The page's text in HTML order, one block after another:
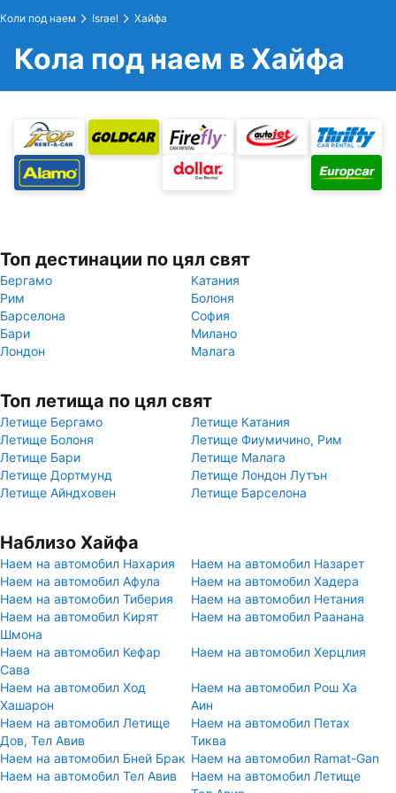
Коли под наем Israel Хайфа
Кола под наем в Хайфа
Топ дестинации по цял свят
Бергамо
Катания
Рим
Болоня
Барселона
София
Бари
Милано
Лондон
Малага
Топ летища по цял свят
Летище Бергамо
Летище Катания
Летище Болоня
Летище Фиумичино, Рим
Летище Бари
Летище Малага
Летище Дортмунд
Летище Лондон Лутън
Летище Айндховен
Летище Барселона
Наблизо Хайфа
Наем на автомобил Нахария
Наем на автомобил Назарет
Наем на автомобил Афула
Наем на автомобил Хадера
Наем на автомобил Тиберия
Наем на автомобил Нетания
Наем на автомобил Кирят
Шмона
Наем на автомобил Раанана
Наем на автомобил Кефар
Сава
Наем на автомобил Херцлия
Наем на автомобил Ход
Хашарон
Наем на автомобил Рош Ха
Аин
Наем на автомобил Летище
Дов, Тел Авив
Наем на автомобил Петах
Тиква
Наем на автомобил Бней Брак Наем на автомобил Ramat-Gan
Наем на автомобил Тел Авив
Наем на автомобил Летище